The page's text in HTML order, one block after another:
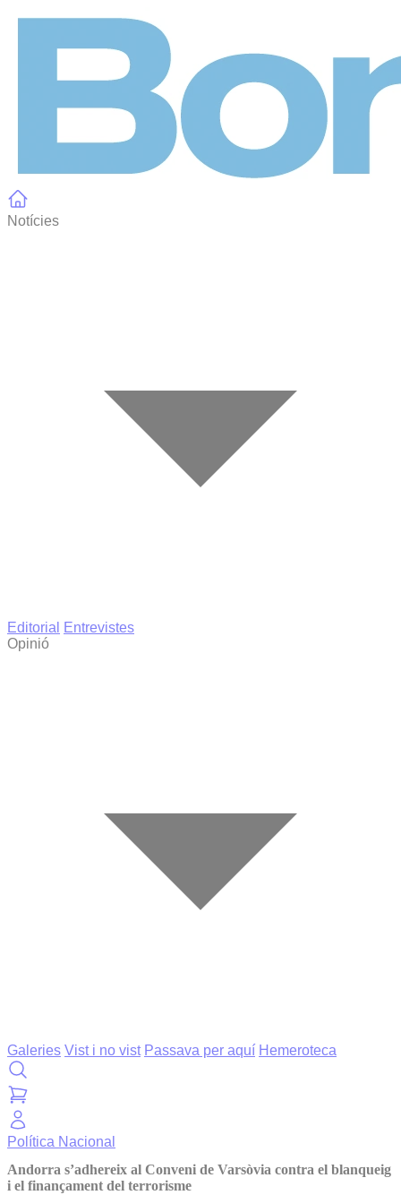
Notícies
Editorial
Entrevistes
Opinió
Galeries Vist i no vist Passava per aquí Hemeroteca
Política Nacional
Andorra s’adhereix al Conveni de Varsòvia contra el blanqueig
i el finançament del terrorisme